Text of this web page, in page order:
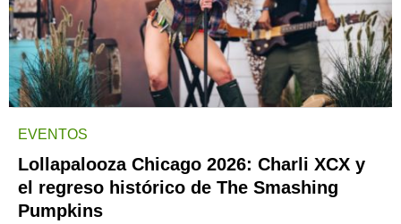
EVENTOS
Lollapalooza Chicago 2026: Charli XCX y
el regreso histórico de The Smashing
Pumpkins